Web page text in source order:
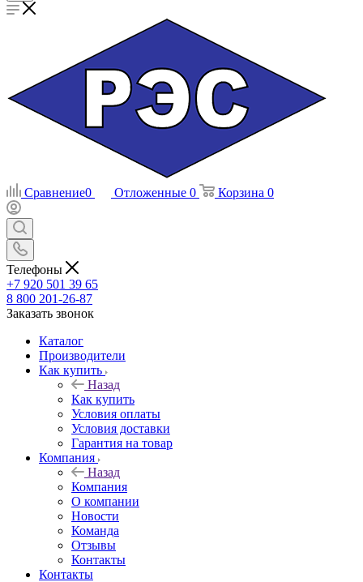
Сравнение0 Отложенные 0 Корзина 0
Телефоны
+7 920 501 39 65
8 800 201-26-87
Заказать звонок
Каталог
Производители
Как купить
Назад
Как купить
Условия оплаты
Условия доставки
Гарантия на товар
Компания
Назад
Компания
О компании
Новости
Команда
Отзывы
Контакты
Контакты